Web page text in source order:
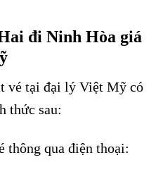
đi Ninh Hòa giá
vé tại đại lý Việt Mỹ có
thức sau:
thông qua điện thoại: